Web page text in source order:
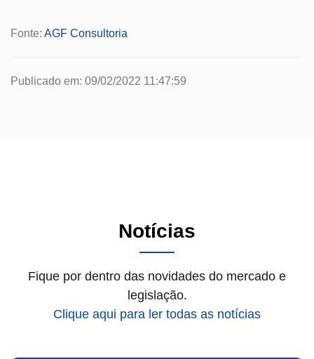
Fonte: AGF Consultoria
Publicado em: 09/02/2022 11:47:59
Notícias
Fique por dentro das novidades do mercado e
legislação.
Clique aqui para ler todas as notícias